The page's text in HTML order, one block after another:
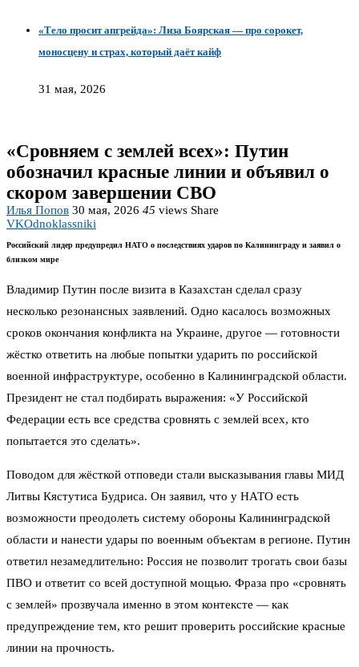
«Тело просит апгрейда»: Лиза Боярская — про сорокет,
моносцену и страх, который даёт кайф
31 мая, 2026
«Сровняем с землей всех»: Путин
обозначил красные линии и объявил о
скором завершении СВО
Илья Попов 30 мая, 2026 45 views Share
VKOdnoklassniki
Российский лидер предупредил НАТО о последствиях ударов по Калининграду и заявил о
близком мире
Владимир Путин после визита в Казахстан сделал сразу
несколько резонансных заявлений. Одно касалось возможных
сроков окончания конфликта на Украине, другое — готовности
жёстко ответить на любые попытки ударить по российской
военной инфраструктуре, особенно в Калининградской области.
Президент не стал подбирать выражения: «У Российской
Федерации есть все средства сровнять с землей всех, кто
попытается это сделать».
Поводом для жёсткой отповеди стали высказывания главы МИД
Литвы Кястутиса Будриса. Он заявил, что у НАТО есть
возможности преодолеть систему обороны Калининградской
области и нанести удары по военным объектам в регионе. Путин
ответил незамедлительно: Россия не позволит трогать свои базы
ПВО и ответит со всей доступной мощью. Фраза про «сровнять
с землей» прозвучала именно в этом контексте — как
предупреждение тем, кто решит проверить российские красные
линии на прочность.